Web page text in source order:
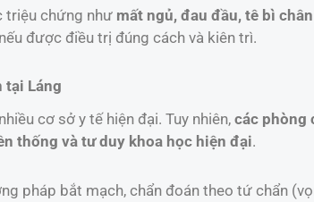
triệu chứng như mất ngủ, đau đầu, tê bì
được điều trị đúng cách và kiên trì.
tại Láng
cơ sở y tế hiện đại. Tuy nhiên, các phòng
thống và tư duy khoa học hiện đại.
pháp bắt mạch, chẩn đoán theo tứ chẩn